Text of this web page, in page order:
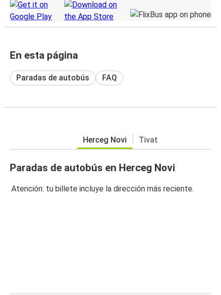
En esta página
Paradas de autobús FAQ
Herceg Novi Tivat
Paradas de autobús en Herceg Novi
Atención: tu billete incluye la dirección más reciente.